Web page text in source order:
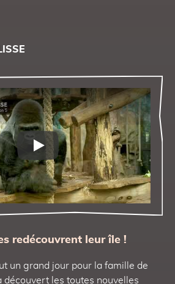
Play
redécouvrent leur île !
un grand jour pour la famille de
découvert les toutes nouvelles